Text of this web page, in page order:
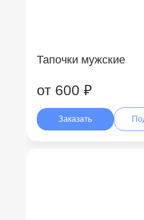
Тапочки мужские
от 600 ₽
Заказать